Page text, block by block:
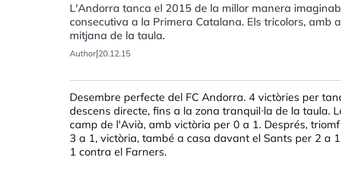
L'Andorra tanca el 2015 de la millor manera
consecutiva a la Primera Catalana. Els tricolors, amb
mitjana de la taula.
Author|20.12.15
Desembre perfecte del FC Andorra. 4 victòries per
descens directe, fins a la zona tranquil·la de la taula.
camp de l'Avià, amb victòria per 0 a 1. Després,
3 a 1, victòria, també a casa davant el Sants per 2 a
1 contra el Farners.